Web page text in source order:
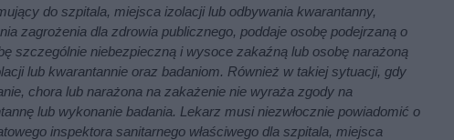
do szpitala, miejsca izolacji lub odbywania kwarantanny,
zagrożenia dla zdrowia publicznego, poddaje osobę podejrzaną o
szczególnie niebezpieczną i wysoce zakaźną lub osobę narażoną
lub kwarantannie oraz badaniom. Również w takiej sytuacji, gdy
chora lub narażona na zakażenie nie wyraża zgody na
lub wykonanie badania. Lekarz musi niezwłocznie powiadomić o
inspektora sanitarnego właściwego dla szpitala, miejsca